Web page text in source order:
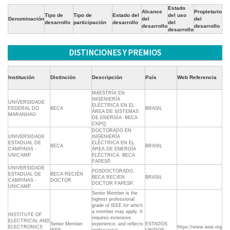
Denominación
Tipo de
desarrollo
Tipo de
participación
Estado del
desarrollo
Alcance
del
desarrollo
Estado
del uso
del
desarrollo
Propietario
del
desarrollo
DISTINCIONES Y PREMIOS
Institución Distinción Descripción País Web Referencia
UNIVERSIDADE
FEDERAL DO
MARANHAO
BECA
MAESTRÍA EN
INGENIERÍA
ELÉCTRICA EN EL
ÁREA DE SISTEMAS
DE ENERGÍA. BECA
CNPQ.
BRASIL
UNIVERSIDADE
ESTADUAL DE
CAMPINAS -
UNICAMP
BECA
DOCTORADO EN
INGENIERÍA
ELÉCTRICA EN EL
ÁREA DE ENERGÍA
ELÉCTRICA. BECA
FAPESP.
BRASIL
UNIVERSIDADE
ESTADUAL DE
CAMPINAS -
UNICAMP
BECA RECIÉN
DOCTOR
POSDOCTORADO.
BECA RECIEN
DOCTOR FAPESP.
BRASIL
INSTITUTE OF
ELECTRICAL AND
ELECTRONICS
Senior Member
Senior Member is the
highest professional
grade of IEEE for which
a member may apply. It
requires extensive
experience, and reflects ESTADOS
https://www.ieee.org